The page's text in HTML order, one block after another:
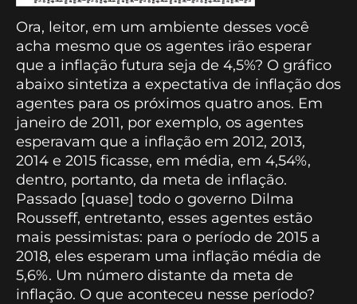
Ora, leitor, em um ambiente desses você
acha mesmo que os agentes irão esperar
que a inflação futura seja de 4,5%? O gráfico
abaixo sintetiza a expectativa de inflação dos
agentes para os próximos quatro anos. Em
janeiro de 2011, por exemplo, os agentes
esperavam que a inflação em 2012, 2013,
2014 e 2015 ficasse, em média, em 4,54%,
dentro, portanto, da meta de inflação.
Passado [quase] todo o governo Dilma
Rousseff, entretanto, esses agentes estão
mais pessimistas: para o período de 2015 a
2018, eles esperam uma inflação média de
5,6%. Um número distante da meta de
inflação. O que aconteceu nesse período?